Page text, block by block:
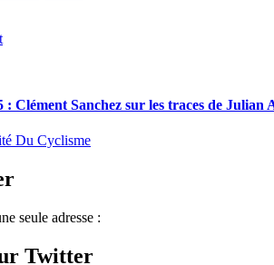
: Clément Sanchez sur les traces de Julian
Du Cyclisme
seule adresse :
Twitter